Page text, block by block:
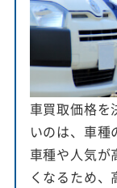
車買取価格を
いのは、車種
車種や人気が
くなるため